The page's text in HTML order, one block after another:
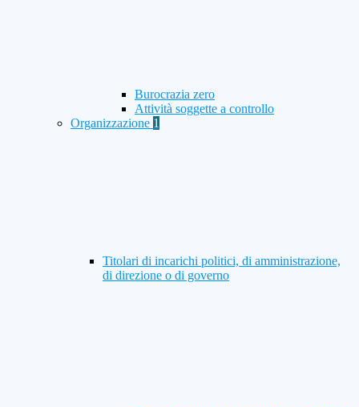
Burocrazia zero
Attività soggette a controllo
Organizzazione 1
Titolari di incarichi politici, di amministrazione,
di direzione o di governo